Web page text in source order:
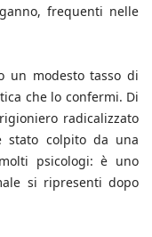
frequenti nelle
un modesto tasso di
che lo confermi. Di
radicalizzato
stato colpito da una
psicologi: è uno
si ripresenti dopo